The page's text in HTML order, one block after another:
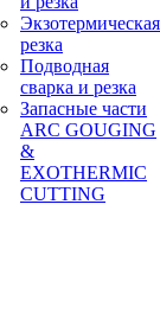
Экзотермическая
резка
Подводная
сварка и резка
Запасные части
ARC GOUGING
&
EXOTHERMIC
CUTTING